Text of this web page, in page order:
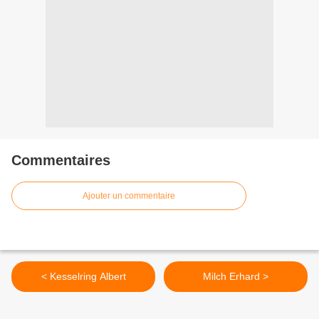
Commentaires
Ajouter un commentaire
< Kesselring Albert Milch Erhard >